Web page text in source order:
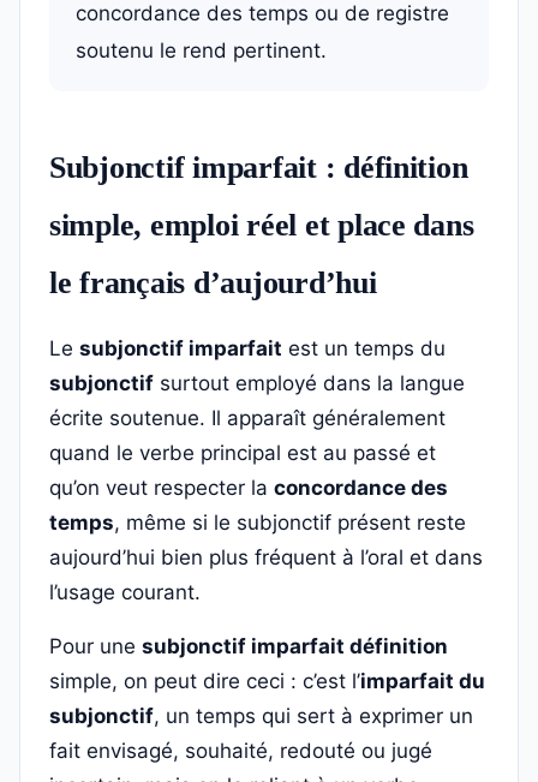
concordance des temps ou de registre
soutenu le rend pertinent.
Subjonctif imparfait : définition
simple, emploi réel et place dans
le français d’aujourd’hui
Le subjonctif imparfait est un temps du
subjonctif surtout employé dans la langue
écrite soutenue. Il apparaît généralement
quand le verbe principal est au passé et
qu’on veut respecter la concordance des
temps, même si le subjonctif présent reste
aujourd’hui bien plus fréquent à l’oral et dans
l’usage courant.
Pour une subjonctif imparfait définition
simple, on peut dire ceci : c’est l’imparfait du
subjonctif, un temps qui sert à exprimer un
fait envisagé, souhaité, redouté ou jugé